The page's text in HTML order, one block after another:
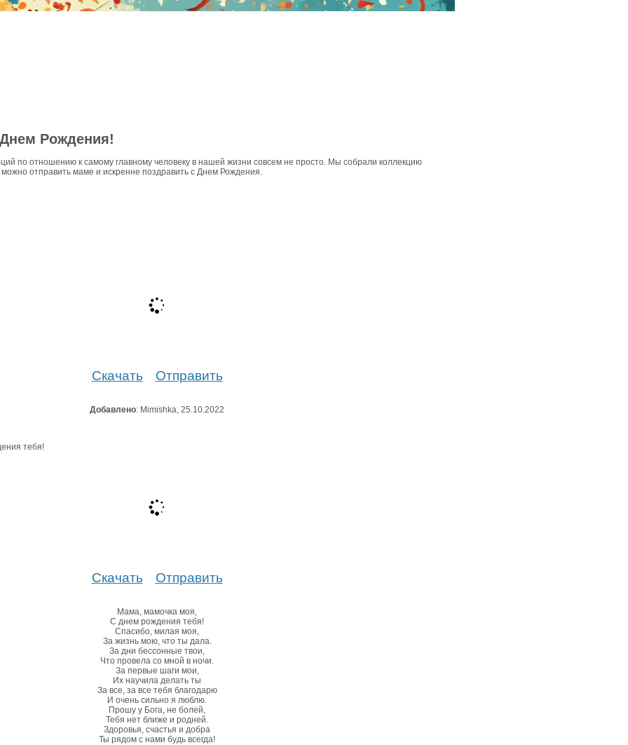
Рождения!
по отношению к самому главному человеку в нашей жизни совсем не просто. Мы собрали коллекцию
отправить маме и искренне поздравить с Днем Рождения.
Скачать Отправить
Добавлено: Mimishka, 25.10.2022
Скачать Отправить
Мама, мамочка моя,
С днем рождения тебя!
Спасибо, милая моя,
За жизнь мою, что ты дала.
За дни бессонные твои,
Что провела со мной в ночи.
За первые шаги мои,
Их научила делать ты
За все, за все тебя благодарю
И очень сильно я люблю.
Прошу у Бога, не болей,
Тебя нет ближе и родней.
Здоровья, счастья и добра
Ты рядом с нами будь всегда!